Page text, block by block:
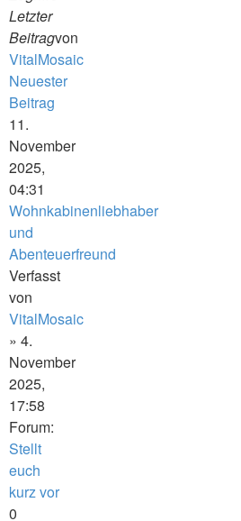
Letzter
Beitragvon
VitalMosaic
Neuester
Beitrag
11.
November
2025,
04:31
Wohnkabinenliebhaber
und
Abenteuerfreund
Verfasst
von
VitalMosaic
» 4.
November
2025,
17:58
Forum:
Stellt
euch
kurz vor
0